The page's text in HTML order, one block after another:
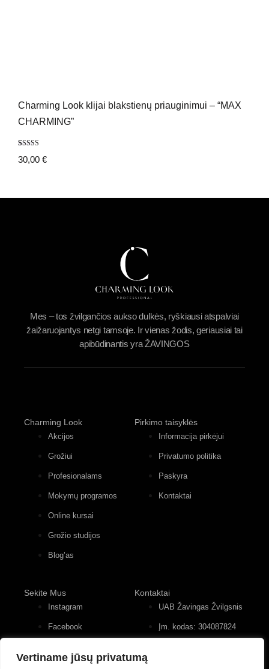
Vertiname jūsų privatumą
Charming Look klijai blakstienų priauginimui – “MAX
CHARMING”
4.92iš 5
30,00 €
Mes – tos žvilgančios aukso dulkės, ryškiausi atspalviai
žaižaruojantys netgi tamsoje. Ir vienas žodis, geriausiai tai
apibūdinantis yra ŽAVINGOS
Charming Look
Akcijos
Grožiui
Profesionalams
Mokymų programos
Online kursai
Grožio studijos
Blog’as
Pirkimo taisyklės
Informacija pirkėjui
Privatumo politika
Paskyra
Kontaktai
Sekite Mus
Instagram
Facebook
Kontaktai
UAB Žavingas Žvilgsnis
Įm. kodas: 304087824